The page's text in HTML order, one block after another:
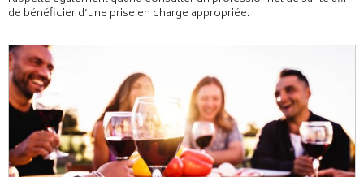
de bénéficier d’une prise en charge appropriée.